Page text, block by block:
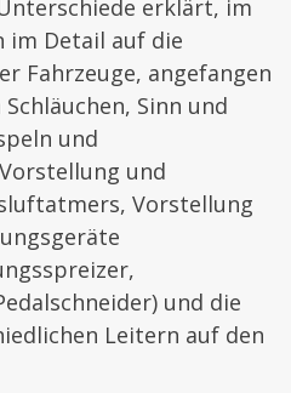
erklärt, im
im Detail auf die
Fahrzeuge, angefangen
Sinn und
und
und
Vorstellung
und die
Leitern auf den